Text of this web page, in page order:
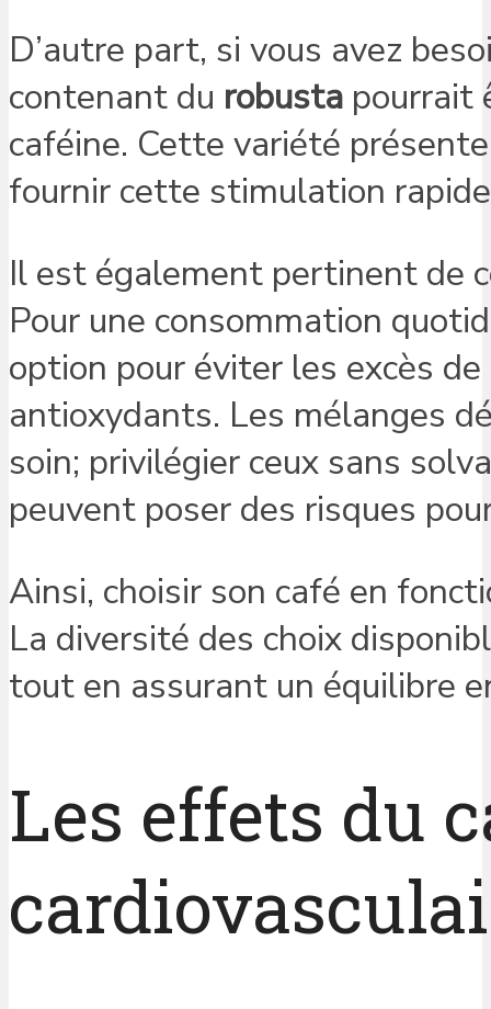
D’autre part, si vous avez
contenant du robusta pourrait
caféine. Cette variété
fournir cette stimulation
Il est également pertinent de
Pour une consommation
option pour éviter les excès
antioxydants. Les mélanges
soin; privilégier ceux sans
peuvent poser des risques
Ainsi, choisir son café en
La diversité des choix
tout en assurant un équilibre
Les effets du